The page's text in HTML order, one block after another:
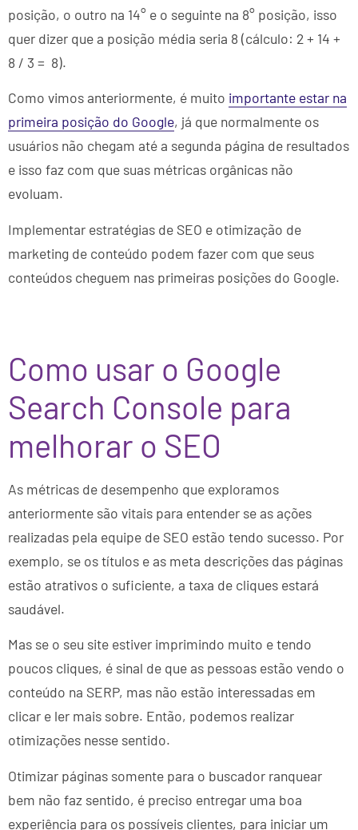
posição, o outro na 14° e o seguinte na 8° posição, isso
quer dizer que a posição média seria 8 (cálculo: 2 + 14 +
8 / 3 = 8).
Como vimos anteriormente, é muito importante estar na
primeira posição do Google, já que normalmente os
usuários não chegam até a segunda página de resultados
e isso faz com que suas métricas orgânicas não
evoluam.
Implementar estratégias de SEO e otimização de
marketing de conteúdo podem fazer com que seus
conteúdos cheguem nas primeiras posições do Google.
Como usar o Google
Search Console para
melhorar o SEO
As métricas de desempenho que exploramos
anteriormente são vitais para entender se as ações
realizadas pela equipe de SEO estão tendo sucesso. Por
exemplo, se os títulos e as meta descrições das páginas
estão atrativos o suficiente, a taxa de cliques estará
saudável.
Mas se o seu site estiver imprimindo muito e tendo
poucos cliques, é sinal de que as pessoas estão vendo o
conteúdo na SERP, mas não estão interessadas em
clicar e ler mais sobre. Então, podemos realizar
otimizações nesse sentido.
Otimizar páginas somente para o buscador ranquear
bem não faz sentido, é preciso entregar uma boa
experiência para os possíveis clientes, para iniciar um